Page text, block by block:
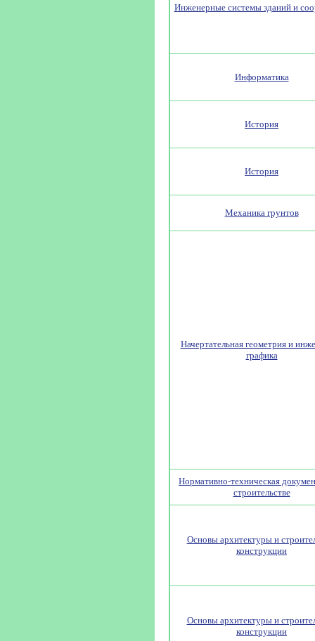
Инженерные системы зданий и
Информатика
История
История
Механика грунтов
Начертательная геометрия и
графика
Нормативно-техническая
строительстве
Основы архитектуры и
конструкции
Основы архитектуры и
конструкции